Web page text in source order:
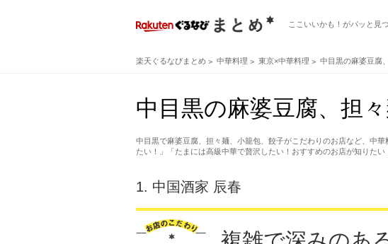
ここいいかも！がパッと見
楽天ぐるなびまとめ 中華料理 東京×中華料理 中目黒の麻婆豆腐
中目黒の麻婆豆腐、担
中目黒で麻婆豆腐、担々麺、小籠包、餃子がこだわりのお店など、中
たい！」「たまには高級中華で贅沢したい！おすすめのお店が知りた
1. 中国酒家 辰春